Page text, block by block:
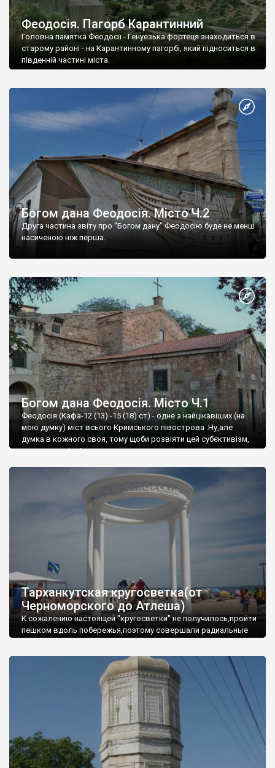
Феодосія. Пагорб Карантинний
Головна памятка Феодосії - Генуезька фортеця знаходиться в
старому районі - на Карантинному пагорбі, який підноситься в
південній частині міста.
Богом дана Феодосія. Місто Ч.2
Друга частина звіту про "Богом дану" Феодосію буде не менш
насиченою ніж перша.
Богом дана Феодосія. Місто Ч.1
Феодосія (Кафа-12 (13) -15 (18) ст) - одне з найцікавіших (на
мою думку) міст всього Кримського півострова .Ну,але
думка в кожного своя, тому щоби розвіяти цей субєктивізм,
запрошую відвідати це
Тарханкутская кругосветка(от
Черноморского до Атлеша)
К сожалению настоящей "кругосветки" не получилось,пройти
пешком вдоль побережья,поэтому совершали радиальные